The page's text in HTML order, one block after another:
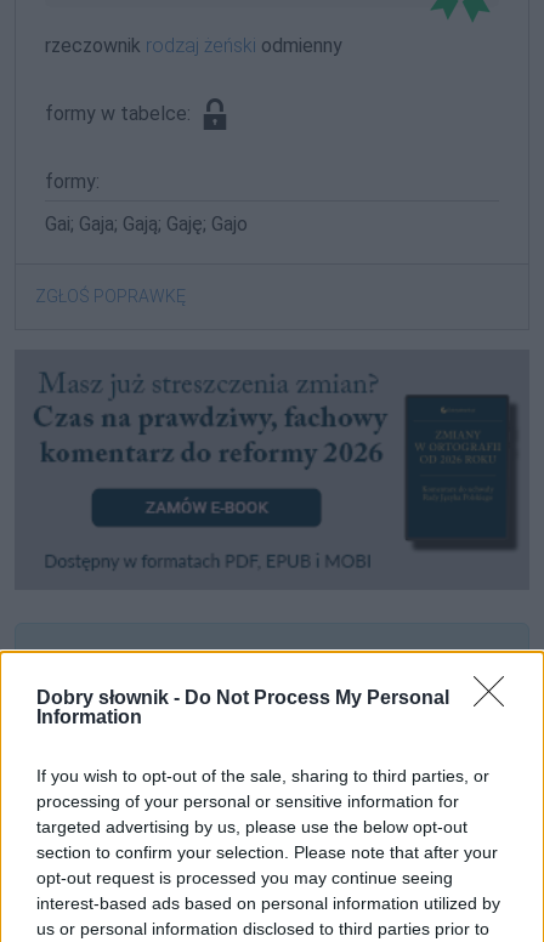
Dobry słownik - Do Not Process My Personal
Information
If you wish to opt-out of the sale, sharing to third parties, or
processing of your personal or sensitive information for
targeted advertising by us, please use the below opt-out
section to confirm your selection. Please note that after your
opt-out request is processed you may continue seeing
interest-based ads based on personal information utilized by
us or personal information disclosed to third parties prior to
rzeczownik rodzaj żeński odmienny
formy w tabelce:
formy:
Gai; Gaja; Gają; Gaję; Gajo
ZGŁOŚ POPRAWKĘ
Pozostały wątpliwości? Brakuje czegoś w haśle?
Zobacz, co zyskują abonenci Dobrego słownika.
Często sprawdzane
Odmiana: snopa czy snopu
Odmiana: wczoraj wszczął awanturę i jutro też ją w...